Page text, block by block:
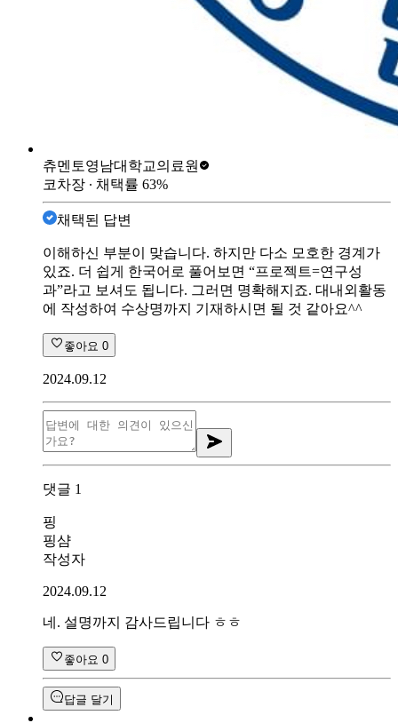
츄멘토영남대학교의료원
코차장 ∙ 채택률 63%
채택된 답변
이해하신 부분이 맞습니다. 하지만 다소 모호한 경계가
있죠. 더 쉽게 한국어로 풀어보면 “프로젝트=연구성
과”라고 보셔도 됩니다. 그러면 명확해지죠. 대내외활동
에 작성하여 수상명까지 기재하시면 될 것 같아요^^
좋아요 0
2024.09.12
댓글 1
핑
핑샴
작성자
2024.09.12
네. 설명까지 감사드립니다 ㅎㅎ
좋아요 0
답글 달기